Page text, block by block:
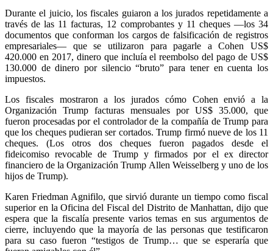
Durante el juicio, los fiscales guiaron a los jurados repetidamente a
través de las 11 facturas, 12 comprobantes y 11 cheques —los 34
documentos que conforman los cargos de falsificación de registros
empresariales— que se utilizaron para pagarle a Cohen US$
420.000 en 2017, dinero que incluía el reembolso del pago de US$
130.000 de dinero por silencio “bruto” para tener en cuenta los
impuestos.
Los fiscales mostraron a los jurados cómo Cohen envió a la
Organización Trump facturas mensuales por US$ 35.000, que
fueron procesadas por el controlador de la compañía de Trump para
que los cheques pudieran ser cortados. Trump firmó nueve de los 11
cheques. (Los otros dos cheques fueron pagados desde el
fideicomiso revocable de Trump y firmados por el ex director
financiero de la Organización Trump Allen Weisselberg y uno de los
hijos de Trump).
Karen Friedman Agnifilo, que sirvió durante un tiempo como fiscal
superior en la Oficina del Fiscal del Distrito de Manhattan, dijo que
espera que la fiscalía presente varios temas en sus argumentos de
cierre, incluyendo que la mayoría de las personas que testificaron
para su caso fueron “testigos de Trump… que se esperaría que